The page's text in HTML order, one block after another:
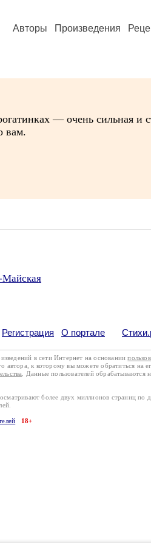
Авторы Произведения
— очень
вам.
Майская
Регистрация О портале
в сети Интернет на основании
автора, к которому вы можете обратиться на
. Данные пользователей обрабатываются
более двух миллионов страниц по
18+